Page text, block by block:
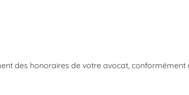
des honoraires de votre avocat, conformément